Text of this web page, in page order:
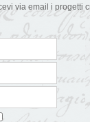
via email i progetti